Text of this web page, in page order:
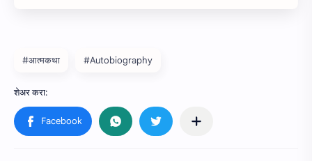
#आत्मकथा #Autobiography